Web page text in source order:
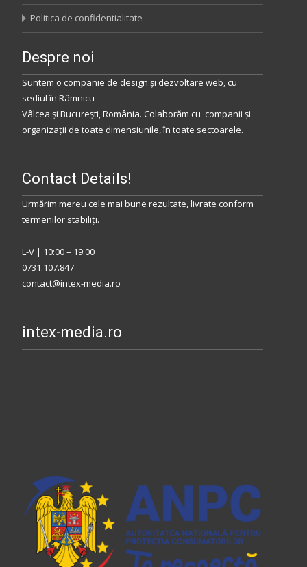
Politica de confidentialitate
Despre noi
Suntem o companie de design și dezvoltare web, cu
sediulîn Râmnicu
Vâlcea și București,România. Colaborăm cu companii și
organizații de toate dimensiunile, în toate sectoarele.
Contact Details!
Urmărim mereu cele mai bune rezultate, livrate conform
termenilor stabiliţi.
L-V | 10:00 – 19:00
0731.107.847
contact@intex-media.ro
intex-media.ro